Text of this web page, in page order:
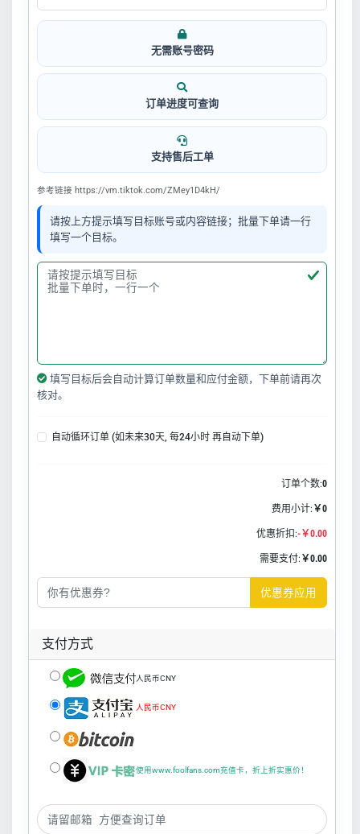
无需账号密码
订单进度可查询
支持售后工单
参考链接 https://vm.tiktok.com/ZMey1D4kH/
请按上方提示填写目标账号或内容链接；批量下单请一行
填写一个目标。
填写目标后会自动计算订单数量和应付金额，下单前请再次
核对。
自动循环订单 (如未来30天, 每24小时 再自动下单)
订单个数:0
费用小计: ￥0
优惠折扣:-￥0.00
需要支付: ￥0.00
优惠券应用
支付方式
人民币CNY
人民币CNY
使用www.foolfans.com充值卡，折上折实惠价！